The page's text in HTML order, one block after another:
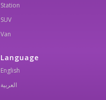
Station
SUV
Van
Language
English
العربية